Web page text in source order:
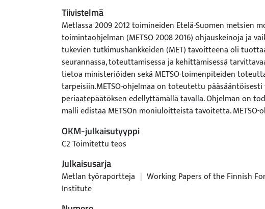
Tiivistelmä
Metlassa 2009 2012 toimineiden Etelä-Suomen metsien
toimintaohjelman (METSO 2008 2016) ohjauskeinoja ja
tukevien tutkimushankkeiden (MET) tavoitteena oli
seurannassa, toteuttamisessa ja kehittämisessä
tietoa ministeriöiden sekä METSO-toimenpiteiden
tarpeisiin.METSO-ohjelmaa on toteutettu
periaatepäätöksen edellyttämällä tavalla. Ohjelman on
malli edistää METSOn moniuloitteista tavoitetta.
metsien monimuotoisuuden turvaamista kohtaan.
pääosin tyytyväisiä METSO-sopimuksiin. Vapaaehtoisuus
tärkeää ohjelman toimivuudelle. Metsänomistajat
päätöksentekonsa tueksi neuvontaa monimuotoisuuden
näkökulmista ja vaikutuksista. METSO-ohjelmaan jo
OKM-julkaisutyyppi
C2 Toimitettu teos
Julkaisusarja
Metlan työraportteja | Working Papers of the Finnish
Institute